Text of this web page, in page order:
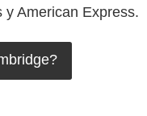
y American Express.